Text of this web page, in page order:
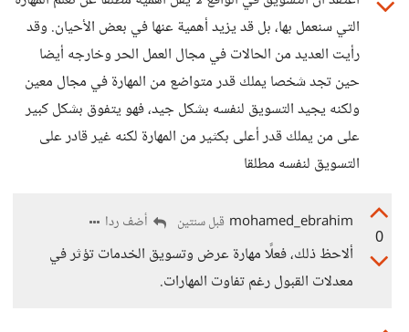
التي سنعمل بها، بل قد يزيد أهمية عنها في بعض الأحيان. وقد
رأيت العديد من الحالات في مجال العمل الحر وخارجه أيضا
حين تجد شخصا يملك قدر متواضع من المهارة في مجال معين
ولكنه يجيد التسويق لنفسه بشكل جيد، فهو يتفوق بشكل كبير
على من يملك قدر أعلى بكثير من المهارة لكنه غير قادر على
التسويق لنفسه مطلقا
0
mohamed_ebrahim قبل سنتين أضف ردا
ألاحظ ذلك، فعلًا مهارة عرض وتسويق الخدمات تؤثر في
معدلات القبول رغم تفاوت المهارات.